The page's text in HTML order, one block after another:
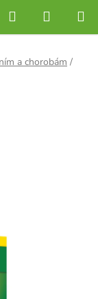
Hledat
KOŠÍK
a chorobám /